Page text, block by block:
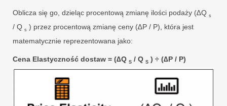
Oblicza się go, dzieląc procentową zmianę ilości podaży (∆Q s
/ Q s ) przez procentową zmianę ceny (∆P / P), która jest
matematycznie reprezentowana jako:
Cena Elastyczność dostaw = (∆Q S / Q S ) ÷ (∆P / P)